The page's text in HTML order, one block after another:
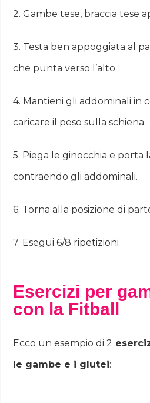
2. Gambe tese, braccia tese
3. Testa ben appoggiata al
che punta verso l’alto.
4. Mantieni gli addominali in
caricare il peso sulla schiena.
5. Piega le ginocchia e porta
contraendo gli addominali.
6. Torna alla posizione di
7. Esegui 6/8 ripetizioni
Esercizi per
con la Fitball
Ecco un esempio di 2
le gambe e i glutei: